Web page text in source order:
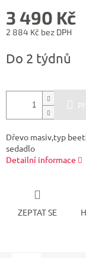
3 490 Kč
2 884 Kč bez DPH
cena:
Do 2 týdnů
Dřevo masiv,typ
sedadlo
Detailní informace
ZEPTAT SE